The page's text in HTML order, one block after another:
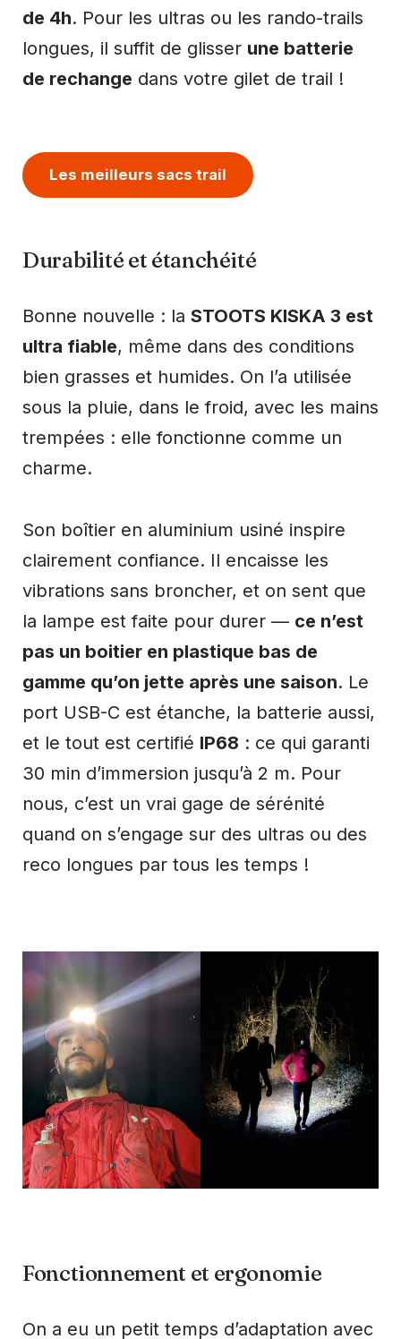
de 4h. Pour les ultras ou les rando-trails
longues, il suffit de glisser une batterie
de rechange dans votre gilet de trail !
Les meilleurs sacs trail
Durabilité et étanchéité
Bonne nouvelle : la STOOTS KISKA 3 est
ultra fiable, même dans des conditions
bien grasses et humides. On l’a utilisée
sous la pluie, dans le froid, avec les mains
trempées : elle fonctionne comme un
charme.
Son boîtier en aluminium usiné inspire
clairement confiance. Il encaisse les
vibrations sans broncher, et on sent que
la lampe est faite pour durer — ce n’est
pas un boitier en plastique bas de
gamme qu’on jette après une saison. Le
port USB-C est étanche, la batterie aussi,
et le tout est certifié IP68 : ce qui garanti
30 min d’immersion jusqu’à 2 m. Pour
nous, c’est un vrai gage de sérénité
quand on s’engage sur des ultras ou des
reco longues par tous les temps !
Fonctionnement et ergonomie
On a eu un petit temps d’adaptation avec